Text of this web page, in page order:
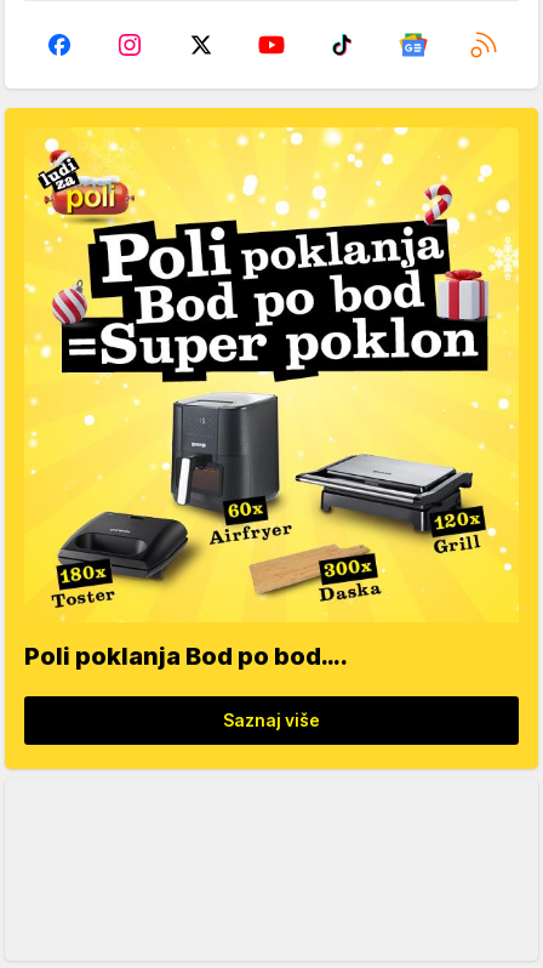
Poli poklanja Bod po bod….
Saznaj više